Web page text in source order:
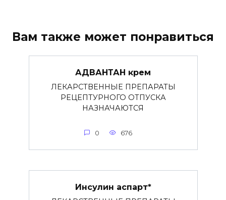
Вам также может понравиться
АДВАНТАН крем
ЛЕКАРСТВЕННЫЕ ПРЕПАРАТЫ
РЕЦЕПТУРНОГО ОТПУСКА
НАЗНАЧАЮТСЯ
0 676
Инсулин аспарт*